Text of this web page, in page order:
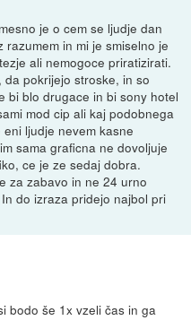
je o cem se ljudje dan
in mi je smiselno je
ali nemogoce priratizirati.
pokrijejo stroske, in so
bi blo drugace in bi sony hotel
mod cip ali kaj podobnega
ljudje nevem kasne
sama graficna ne dovoljuje
ce je ze sedaj dobra.
za zabavo in ne 24 urno
do izraza pridejo najbol pri
bodo še 1x vzeli čas in ga